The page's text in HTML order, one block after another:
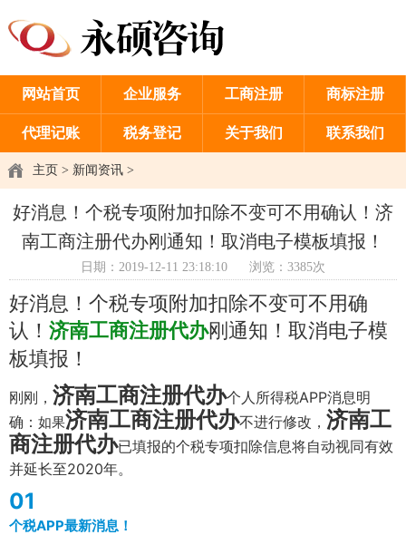
网站首页 企业服务 工商注册 商标注册
代理记账 税务登记 关于我们 联系我们
主页 > 新闻资讯 >
好消息！个税专项附加扣除不变可不用确认！济
南工商注册代办刚通知！取消电子模板填报！
日期：2019-12-11 23:18:10 浏览：3385次
好消息！个税专项附加扣除不变可不用确
认！ 济南工商注册代办刚通知！取消电子模
板填报！
刚刚， 济南工商注册代办个人所得税APP消息明
确： 如果济南工商注册代办不进行修改， 济南工
商注册代办已填报的个税专项扣除信息将自动视同有效
并延长至2020年。
01
个税APP最新消息！